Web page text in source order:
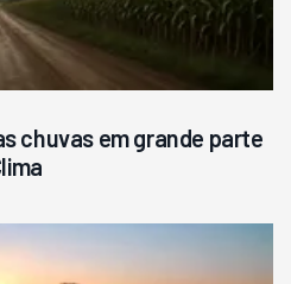
chuvas em grande parte